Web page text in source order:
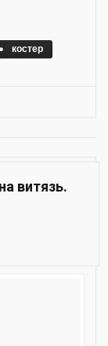
костер
витязь.